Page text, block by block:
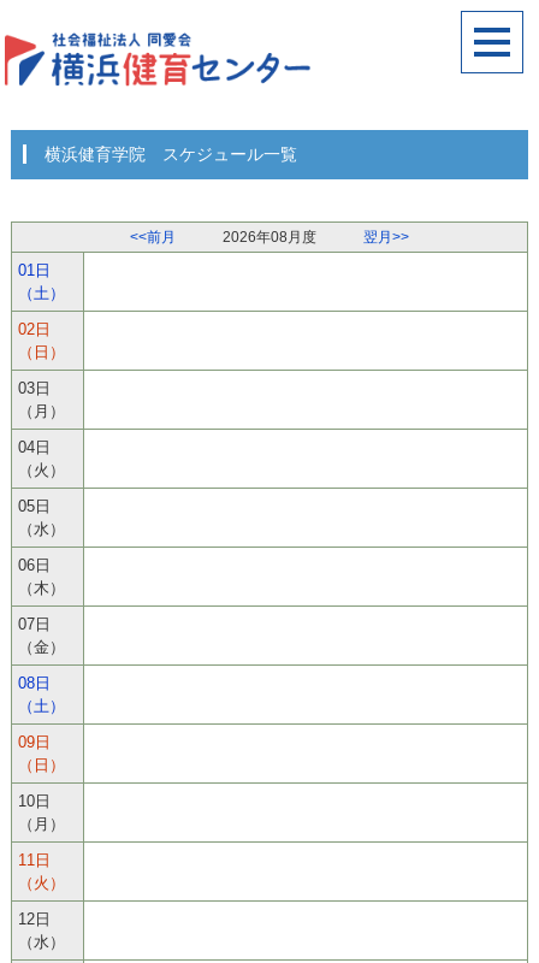
横浜健育学院 スケジュール一覧
<<前月 2026年08月度 翌月>>
01日
（土）
02日
（日）
03日
（月）
04日
（火）
05日
（水）
06日
（木）
07日
（金）
08日
（土）
09日
（日）
10日
（月）
11日
（火）
12日
（水）